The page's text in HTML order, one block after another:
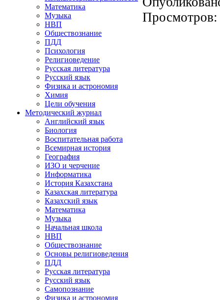
Математика
Музыка
НВП
Обществознание
ПДД
Психология
Религиоведение
Русская литература
Русский язык
Физика и астрономия
Химия
Цели обучения
Методический журнал
Английский язык
Биология
Воспитательная работа
Всемирная история
География
ИЗО и черчение
Информатика
История Казахстана
Казахская литература
Казахский язык
Математика
Музыка
Начальная школа
НВП
Обществознание
Основы религиоведения
ПДД
Русская литература
Русский язык
Самопознание
Физика и астрономия